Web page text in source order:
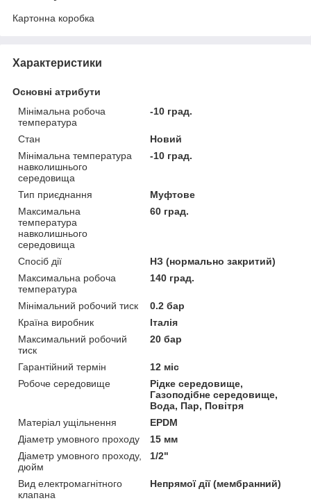
Картонна коробка
Характеристики
Основні атрибути
Мінімальна робоча
температура
-10 град.
Стан
Новий
Мінімальна температура
навколишнього
середовища
-10 град.
Тип приєднання
Муфтове
Максимальна
температура
навколишнього
середовища
60 град.
Спосіб дії
НЗ (нормально закритий)
Максимальна робоча
температура
140 град.
Мінімальний робочий тиск
0.2 бар
Країна виробник
Італія
Максимальний робочий
тиск
20 бар
Гарантійний термін
12 міс
Робоче середовище
Рідке середовище,
Газоподібне середовище,
Вода, Пар, Повітря
Матеріал ущільнення
EPDM
Діаметр умовного проходу
15 мм
Діаметр умовного проходу,
дюйм
1/2"
Вид електромагнітного
клапана
Непрямої дії (мембранний)